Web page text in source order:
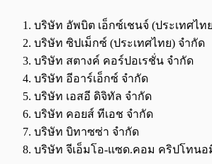
บริษัท อัพบิต เอ็กซ์เชนจ์ (ประเทศไท
บริษัท ซิปเม็กซ์ (ประเทศไทย) จำกัด
บริษัท สตางค์ คอร์ปอเรชั่น จำกัด
บริษัท อีอาร์เอ็กซ์ จำกัด
บริษัท เอสอี ดิจิทัล จำกัด
บริษัท คอยส์ ทีเอช จำกัด
บริษัท บิทาซซ่า จำกัด
บริษัท จีเอ็มโอ-แซด.คอม คริปโทนอ